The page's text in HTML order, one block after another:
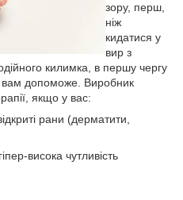
зору, перш,
ніж
кидатися у
вир з
килимка, в першу чергу
вам допоможе. Виробник
якщо у вас:
рани (дерматити,
висока чутливість